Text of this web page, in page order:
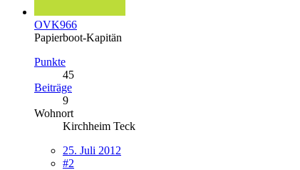
OVK966
Papierboot-Kapitän
Punkte
45
Beiträge
9
Wohnort
Kirchheim Teck
25. Juli 2012
#2